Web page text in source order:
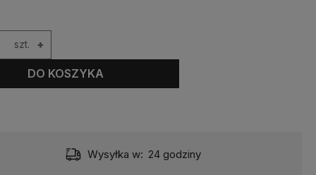
szt. +
DO KOSZYKA
Wysyłka w: 24 godziny